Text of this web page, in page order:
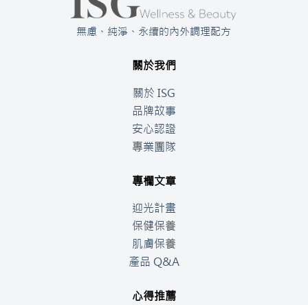
無慮、純淨、永續的內外調理配方
關於我們
關於 ISG
品牌故事
安心認證
專業團隊
專欄文章
迎光計畫
保健保養
肌膚保養
產品 Q&A
心得推薦